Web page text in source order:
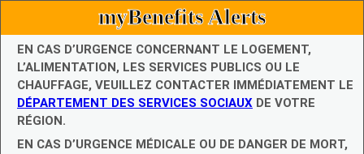
myBenefits Alerts
EN CAS D’URGENCE CONCERNANT LE LOGEMENT,
L’ALIMENTATION, LES SERVICES PUBLICS OU LE
CHAUFFAGE, VEUILLEZ CONTACTER IMMÉDIATEMENT LE
DÉPARTEMENT DES SERVICES SOCIAUX DE VOTRE
RÉGION.
EN CAS D’URGENCE MÉDICALE OU DE DANGER DE MORT,